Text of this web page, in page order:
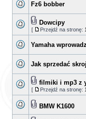
Fz6 bobber
Dowcipy
[ Przejdź na stronę: 1
Yamaha
Jak sprzedać
filmiki i mp3 z
[ Przejdź na stronę: 1
BMW K1600